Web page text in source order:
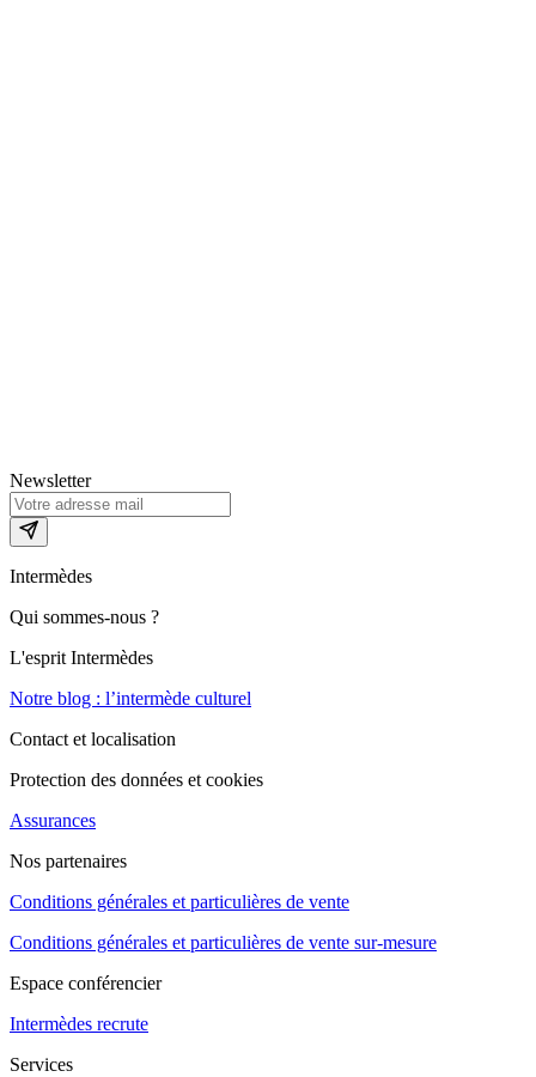
Newsletter
Intermèdes
Qui sommes-nous ?
L'esprit Intermèdes
Notre blog : l’intermède culturel
Contact et localisation
Protection des données et cookies
Assurances
Nos partenaires
Conditions générales et particulières de vente
Conditions générales et particulières de vente sur-mesure
Espace conférencier
Intermèdes recrute
Services